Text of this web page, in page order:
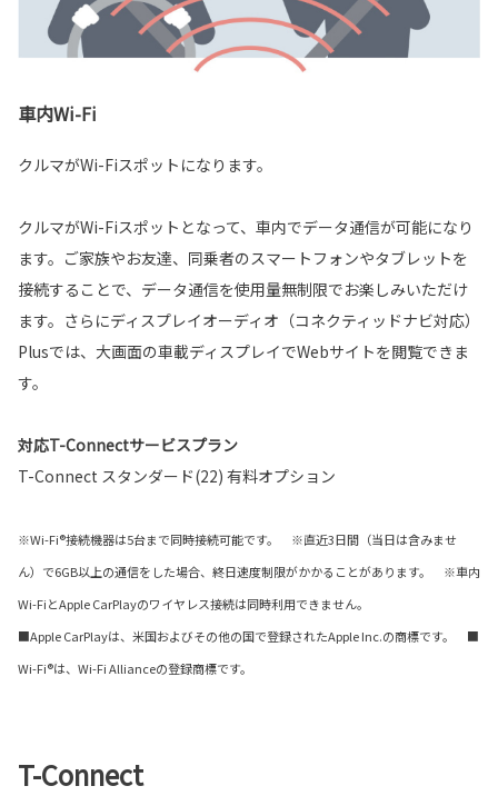
車内Wi-Fi
クルマがWi-Fiスポットになります。
クルマがWi-Fiスポットとなって、車内でデータ通信が可能になり
ます。ご家族やお友達、同乗者のスマートフォンやタブレットを
接続することで、データ通信を使用量無制限でお楽しみいただけ
ます。さらにディスプレイオーディオ（コネクティッドナビ対応）
Plusでは、大画面の車載ディスプレイでWebサイトを閲覧できま
す。
対応T-Connectサービスプラン
T-Connect スタンダード(22) 有料オプション
※Wi-Fi®接続機器は5台まで同時接続可能です。 ※直近3日間（当日は含みませ
ん）で6GB以上の通信をした場合、終日速度制限がかかることがあります。 ※車内
Wi-FiとApple CarPlayのワイヤレス接続は同時利用できません。
■Apple CarPlayは、米国およびその他の国で登録されたApple Inc.の商標です。 ■
Wi-Fi®は、Wi-Fi Allianceの登録商標です。
T-Connect